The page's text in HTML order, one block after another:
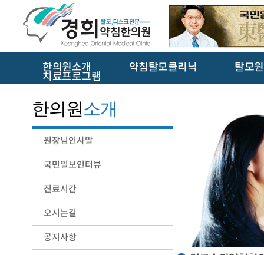
한의원소개 약침탈모클리닉 탈모
치료프로그램
한의원소개
원장님인사말
국민일보인터뷰
진료시간
오시는길
공지사항